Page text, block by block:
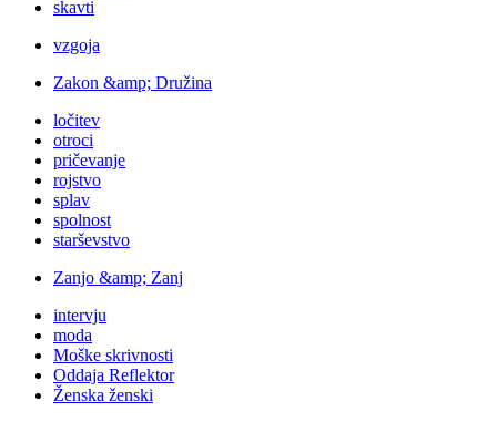
skavti
vzgoja
Zakon &amp; Družina
ločitev
otroci
pričevanje
rojstvo
splav
spolnost
starševstvo
Zanjo &amp; Zanj
intervju
moda
Moške skrivnosti
Oddaja Reflektor
Ženska ženski